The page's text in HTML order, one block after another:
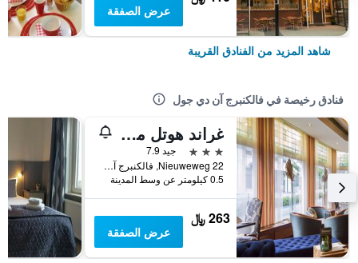
عرض الصفقة
شاهد المزيد من الفنادق القريبة
فنادق رخيصة في فالكنبرج آن دي جول
غراند هوتل مونوبول
3 نجوم
جيد 7.9
Nieuweweg 22, فالكنبرج آن دي جول, مقاطعة ليمبورغ, هولندا
0.5 كيلومتر عن وسط المدينة
263 ﷼
عرض الصفقة